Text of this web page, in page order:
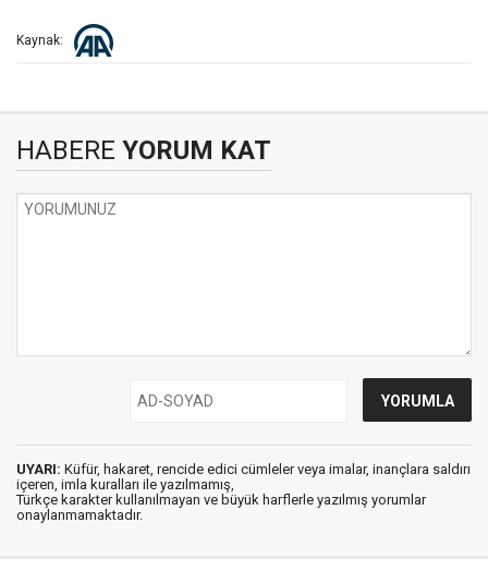
Kaynak:
HABERE YORUM KAT
UYARI: Küfür, hakaret, rencide edici cümleler veya imalar, inançlara saldırı
içeren, imla kuralları ile yazılmamış,
Türkçe karakter kullanılmayan ve büyük harflerle yazılmış yorumlar
onaylanmamaktadır.